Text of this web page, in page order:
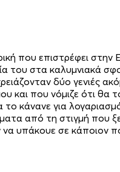
που επιστρέφει
του στα καλυμνιακά
δύο γενιές
και που νόμιζε ότι
το κάνανε για
από τη στιγμή που
υπάκουε σε κάποιον